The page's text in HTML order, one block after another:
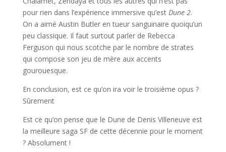
pour rien dans l’expérience immersive qu’estDune 2.
On a aimé Austin Butler en tueur sanguinaire quoiqu’un
peu classique. Il faut surtout parler de Rebecca
Ferguson qui nous scotche par le nombre de strates
qui compose son jeu de mère aux accents
gourouesque.
En conclusion, est ce qu’on ira voir le troisième opus ?
Sûrement
Est ce qu’on pense que le Dune de Denis Villeneuve est
la meilleure saga SF de cette décennie pour le moment
? Absolument !